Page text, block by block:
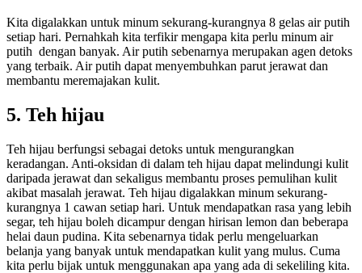
Kita digalakkan untuk minum sekurang-kurangnya 8 gelas air putih
setiap hari. Pernahkah kita terfikir mengapa kita perlu minum air
putih dengan banyak. Air putih sebenarnya merupakan agen detoks
yang terbaik. Air putih dapat menyembuhkan parut jerawat dan
membantu meremajakan kulit.
5. Teh hijau
Teh hijau berfungsi sebagai detoks untuk mengurangkan
keradangan. Anti-oksidan di dalam teh hijau dapat melindungi kulit
daripada jerawat dan sekaligus membantu proses pemulihan kulit
akibat masalah jerawat. Teh hijau digalakkan minum sekurang-
kurangnya 1 cawan setiap hari. Untuk mendapatkan rasa yang lebih
segar, teh hijau boleh dicampur dengan hirisan lemon dan beberapa
helai daun pudina. Kita sebenarnya tidak perlu mengeluarkan
belanja yang banyak untuk mendapatkan kulit yang mulus. Cuma
kita perlu bijak untuk menggunakan apa yang ada di sekeliling kita.